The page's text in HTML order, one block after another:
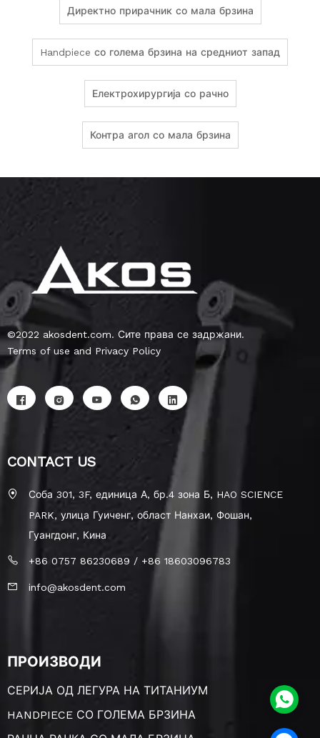
Директно прирачник со мала брзина
Handpiece со голема брзина на средниот запад
Електрохирургија со рачно
Контра агол со мала брзина
©2022 akosdent.com. Сите права се задржани.
Terms of use and Privacy Policy
CONTACT US
Соба 301, 3F, единица А, бр.4 зона Б, HAO SCIENCE
PARK, улица Гуиченг, област Нанхаи, Фошан,
Гуангдонг, Кина
+86 0757 86230689 / +86 18603096783
info@akosdent.com
ПРОИЗВОДИ
СЕРИЈА ОД ЛЕГУРА НА ТИТАНИУМ
HANDPIECE СО ГОЛЕМА БРЗИНА